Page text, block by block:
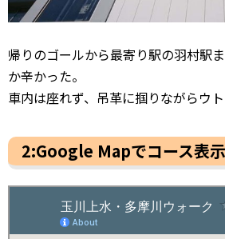
帰りのゴールから最寄り駅の羽村駅
か辛かった。
車内は座れず、吊革に掴りながらウト
2:Google Mapでコース表示